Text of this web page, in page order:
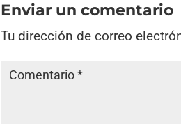
Enviar un comentario
Tu dirección de correo